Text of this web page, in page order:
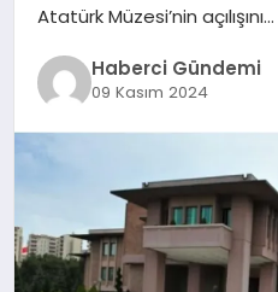
Atatürk Müzesi’nin açılışını…
Haberci Gündemi
09 Kasım 2024